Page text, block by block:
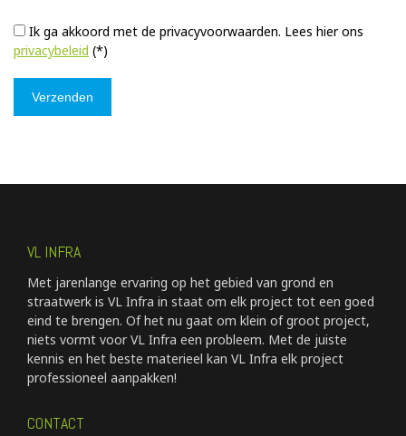
Ik ga akkoord met de privacyvoorwaarden. Lees hier ons
privacybeleid (*)
VL INFRA
Met jarenlange ervaring op het gebied van grond en
straatwerk is VL Infra in staat om elk project tot een goed
eind te brengen. Of het nu gaat om klein of groot project,
niets vormt voor VL Infra een probleem. Met de juiste
kennis en het beste materieel kan VL Infra elk project
professioneel aanpakken!
CONTACT